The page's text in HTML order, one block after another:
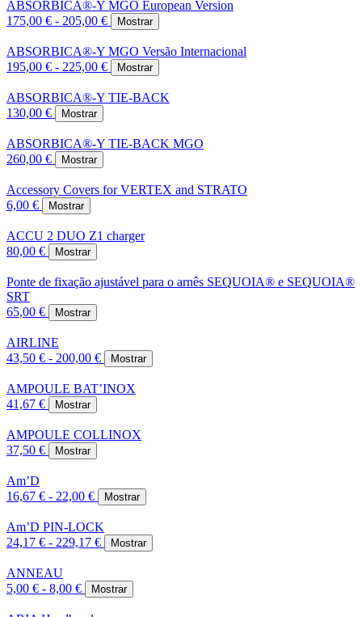
ABSORBICA®-Y MGO European Version
175,00 € - 205,00 €
Mostrar
ABSORBICA®-Y MGO Versão Internacional
195,00 € - 225,00 €
Mostrar
ABSORBICA®-Y TIE-BACK
130,00 €
Mostrar
ABSORBICA®-Y TIE-BACK MGO
260,00 €
Mostrar
Accessory Covers for VERTEX and STRATO
6,00 €
Mostrar
ACCU 2 DUO Z1 charger
80,00 €
Mostrar
Ponte de fixação ajustável para o arnês SEQUOIA® e SEQUOIA®
SRT
65,00 €
Mostrar
AIRLINE
43,50 € - 200,00 €
Mostrar
AMPOULE BAT’INOX
41,67 €
Mostrar
AMPOULE COLLINOX
37,50 €
Mostrar
Am’D
16,67 € - 22,00 €
Mostrar
Am’D PIN-LOCK
24,17 € - 229,17 €
Mostrar
ANNEAU
5,00 € - 8,00 €
Mostrar